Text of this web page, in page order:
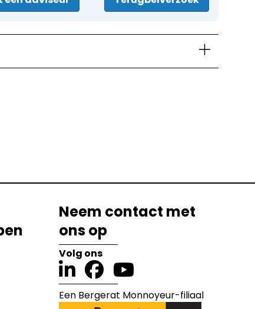
Neem contact met
ons op
Volg ons
Een Bergerat Monnoyeur-filiaal